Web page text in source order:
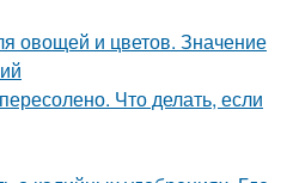
овощей и цветов. Значение
Что делать, если